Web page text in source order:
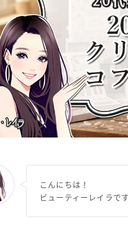
こんにちは！
ビューティーレイラで